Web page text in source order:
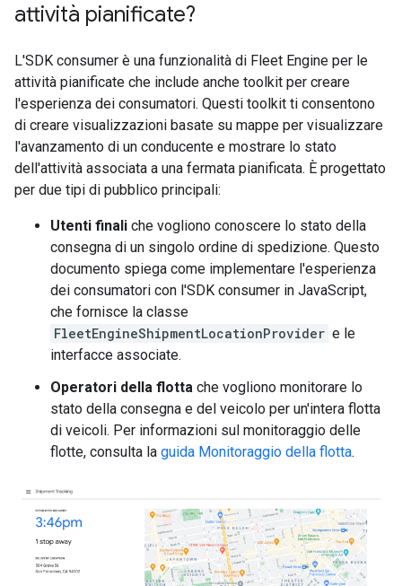
attività pianificate?
L'SDK consumer è una funzionalità di Fleet Engine per le
attività pianificate che include anche toolkit per creare
l'esperienza dei consumatori. Questi toolkit ti consentono
di creare visualizzazioni basate su mappe per visualizzare
l'avanzamento di un conducente e mostrare lo stato
dell'attività associata a una fermata pianificata. È progettato
per due tipi di pubblico principali:
Utenti finali che vogliono conoscere lo stato della
consegna di un singolo ordine di spedizione. Questo
documento spiega come implementare l'esperienza
dei consumatori con l'SDK consumer in JavaScript,
che fornisce la classe
FleetEngineShipmentLocationProvider e le
interfacce associate.
Operatori della flotta che vogliono monitorare lo
stato della consegna e del veicolo per un'intera flotta
di veicoli. Per informazioni sul monitoraggio delle
flotte, consulta la guida Monitoraggio della flotta.